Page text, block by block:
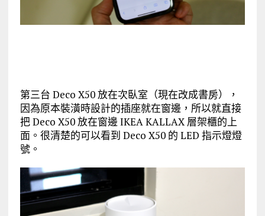
第三台 Deco X50 放在次臥室（現在改成書房），
因為原本裝潢時設計的插座就在窗邊，所以就直接
把 Deco X50 放在窗邊 IKEA KALLAX 層架櫃的上
面。很清楚的可以看到 Deco X50 的 LED 指示燈燈
號。